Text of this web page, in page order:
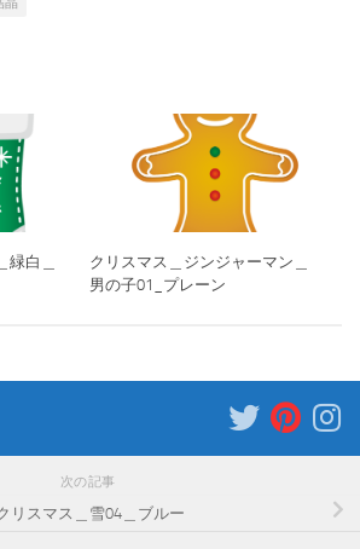
白＿
クリスマス＿ジンジャーマン＿
男の子01_プレーン
次の記事
リスマス＿雪04＿ブルー